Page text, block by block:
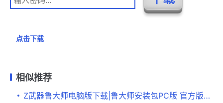
点击下载
相似推荐
Z武器鲁大师电脑版下载|鲁大师安装包PC版 官方版下载